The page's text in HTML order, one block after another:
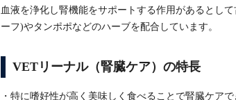
血液を浄化し腎機能をサポートする作用があるとし
ーフ)やタンポポなどのハーブを配合しています。
VETリーナル（腎臓ケア）の特長
・特に嗜好性が高く美味しく食べることで腎臓ケアで